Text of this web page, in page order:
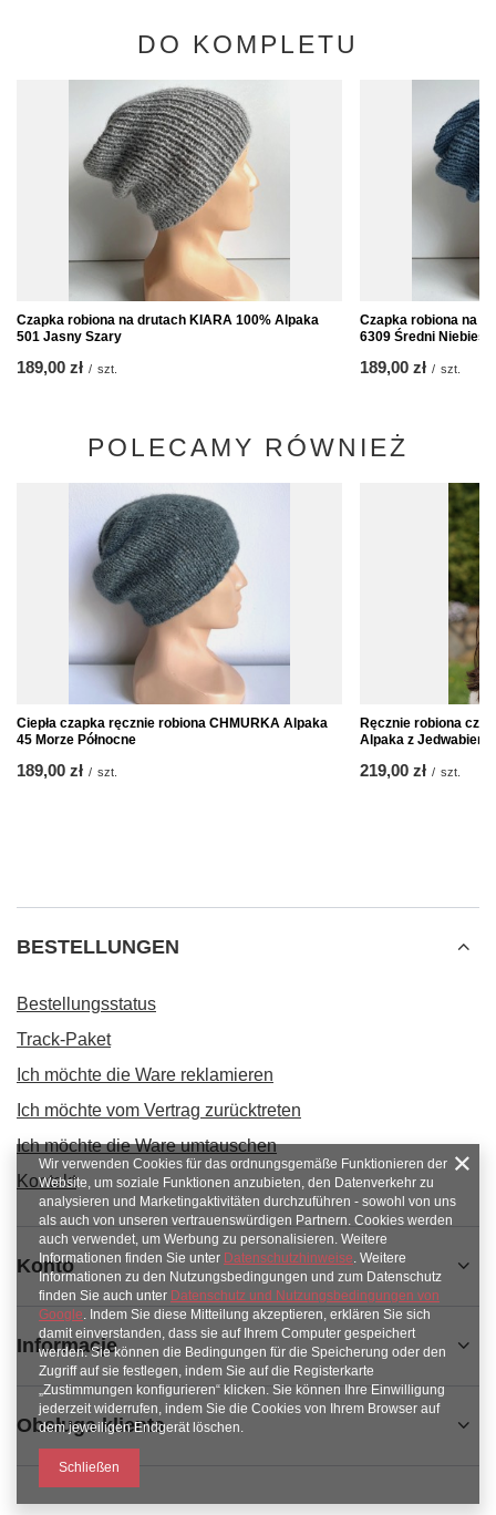
DO KOMPLETU
Czapka robiona na drutach KIARA 100% Alpaka
501 Jasny Szary
189,00 zł / szt.
Czapka robiona na
6309 Średni
189,00 zł / szt.
POLECAMY RÓWNIEŻ
Ciepła czapka ręcznie robiona CHMURKA Alpaka
45 Morze Północne
189,00 zł / szt.
Ręcznie robiona
Alpaka z Jedwabiem
219,00 zł / szt.
BESTELLUNGEN
Bestellungsstatus
Track-Paket
Ich möchte die Ware reklamieren
Ich möchte vom Vertrag zurücktreten
Ich möchte die Ware umtauschen
Kontakt
Konto
Informacje
Obsługa klienta
Wir verwenden Cookies für das ordnungsgemäße Funktionieren der
Website, um soziale Funktionen anzubieten, den Datenverkehr zu
analysieren und Marketingaktivitäten durchzuführen - sowohl von uns
als auch von unseren vertrauenswürdigen Partnern. Cookies werden
auch verwendet, um Werbung zu personalisieren. Weitere
Informationen finden Sie unter Datenschutzhinweise. Weitere
Informationen zu den Nutzungsbedingungen und zum Datenschutz
finden Sie auch unter Datenschutz und Nutzungsbedingungen von
Google. Indem Sie diese Mitteilung akzeptieren, erklären Sie sich
damit einverstanden, dass sie auf Ihrem Computer gespeichert
werden. Sie können die Bedingungen für die Speicherung oder den
Zugriff auf sie festlegen, indem Sie auf die Registerkarte
„Zustimmungen konfigurieren“ klicken. Sie können Ihre Einwilligung
jederzeit widerrufen, indem Sie die Cookies von Ihrem Browser auf
dem jeweiligen Endgerät löschen.
Schließen